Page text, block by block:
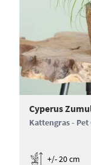
Cyperus
Kattengras - Pet
+/- 20 cm